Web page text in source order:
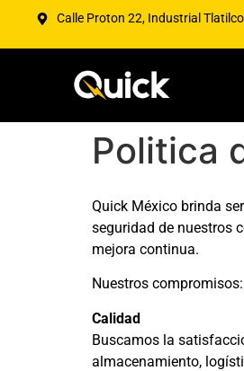
Calle Proton 22, Industrial
Politica
Quick México brinda
seguridad de nuestros
mejora continua.
Nuestros compromisos:
Calidad
Buscamos la
almacenamiento,